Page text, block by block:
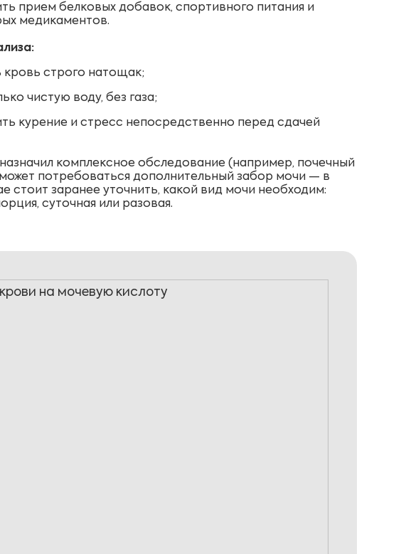
прием белковых добавок, спортивного питания и
медикаментов.
кровь строго натощак;
чистую воду, без газа;
курение и стресс непосредственно перед сдачей
комплексное обследование (например, почечный
потребоваться дополнительный забор мочи — в
стоит заранее уточнить, какой вид мочи необходим:
суточная или разовая.